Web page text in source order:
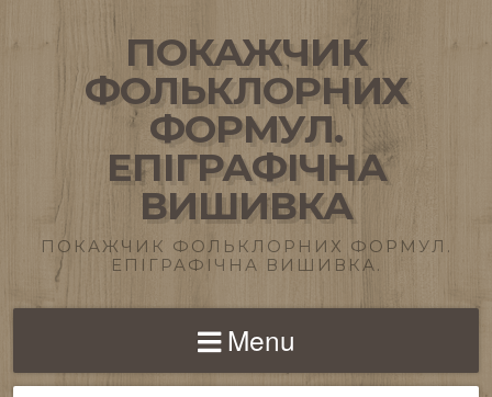
ПОКАЖЧИК
ФОЛЬКЛОРНИХ
ФОРМУЛ.
ЕПІГРАФІЧНА
ВИШИВКА
ПОКАЖЧИК ФОЛЬКЛОРНИХ ФОРМУЛ.
ЕПІГРАФІЧНА ВИШИВКА.
Menu